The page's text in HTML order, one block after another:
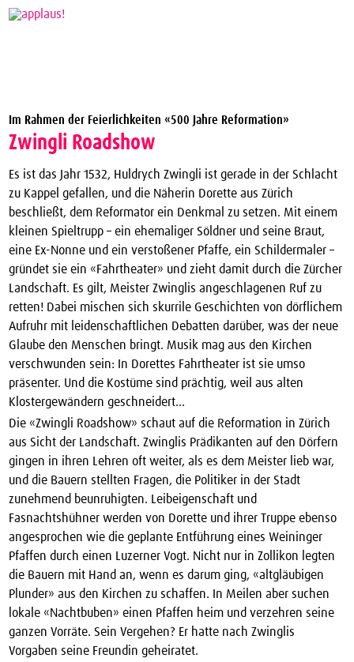
Theater Vergünstigungen
Die nächsten Vorstellungen zum halben Preis
applaus!-Karte bestellen
JTC-Jugend-Theater-Club
Über uns
Kontakt
Archiv
Im Rahmen der Feierlichkeiten «500 Jahre Reformation»
Zwingli Roadshow
Es ist das Jahr 1532, Huldrych Zwingli ist gerade in der Schlacht
zu Kappel gefallen, und die Näherin Dorette aus Zürich
beschließt, dem Reformator ein Denkmal zu setzen. Mit einem
kleinen Spieltrupp – ein ehemaliger Söldner und seine Braut,
eine Ex-Nonne und ein verstoßener Pfaffe, ein Schildermaler –
gründet sie ein «Fahrtheater» und zieht damit durch die Zürcher
Landschaft. Es gilt, Meister Zwinglis angeschlagenen Ruf zu
retten! Dabei mischen sich skurrile Geschichten von dörflichem
Aufruhr mit leidenschaftlichen Debatten darüber, was der neue
Glaube den Menschen bringt. Musik mag aus den Kirchen
verschwunden sein: In Dorettes Fahrtheater ist sie umso
präsenter. Und die Kostüme sind prächtig, weil aus alten
Klostergewändern geschneidert…
Die «Zwingli Roadshow» schaut auf die Reformation in Zürich
aus Sicht der Landschaft. Zwinglis Prädikanten auf den Dörfern
gingen in ihren Lehren oft weiter, als es dem Meister lieb war,
und die Bauern stellten Fragen, die Politiker in der Stadt
zunehmend beunruhigten. Leibeigenschaft und
Fasnachtshühner werden von Dorette und ihrer Truppe ebenso
angesprochen wie die geplante Entführung eines Weininger
Pfaffen durch einen Luzerner Vogt. Nicht nur in Zollikon legten
die Bauern mit Hand an, wenn es darum ging, «altgläubigen
Plunder» aus den Kirchen zu schaffen. In Meilen aber suchen
lokale «Nachtbuben» einen Pfaffen heim und verzehren seine
ganzen Vorräte. Sein Vergehen? Er hatte nach Zwinglis
Vorgaben seine Freundin geheiratet.